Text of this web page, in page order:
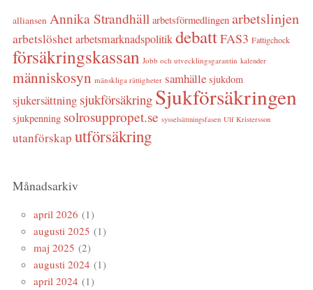
alliansen Annika Strandhäll arbetsförmedlingen arbetslinjen
arbetslöshet arbetsmarknadspolitik debattFAS3 Fattigchock
försäkringskassan Jobb och utvecklingsgarantin kalender
människosyn mänskliga rättigheter samhälle sjukdom
sjukersättning sjukförsäkring Sjukförsäkringen
sjukpenning solrosuppropet.se sysselsättningsfasen Ulf Kristersson
utanförskap utförsäkring
Månadsarkiv
april 2026 (1)
augusti 2025 (1)
maj 2025 (2)
augusti 2024 (1)
april 2024 (1)